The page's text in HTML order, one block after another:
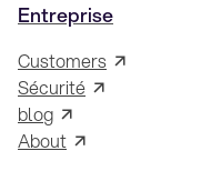
Entreprise
Customers
Sécurité
blog
About